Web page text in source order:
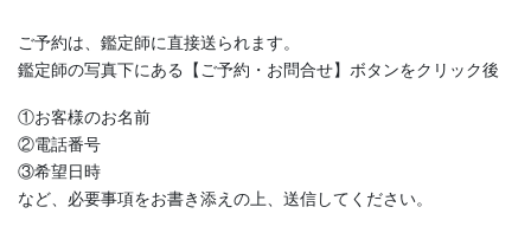
ご予約は、鑑定師に直接送られます。
鑑定師の写真下にある【ご予約・お問合せ】ボタンをクリック後
①お客様のお名前
②電話番号
③希望日時
など、必要事項をお書き添えの上、送信してください。